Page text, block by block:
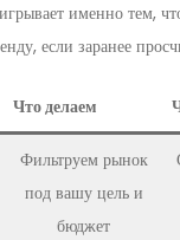
именно тем,
если заранее
Что делаем
Фильтруем рынок
под вашу цель и
бюджет